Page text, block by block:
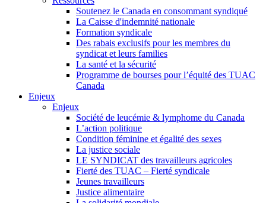
Soutenez le Canada en consommant syndiqué
La Caisse d'indemnité nationale
Formation syndicale
Des rabais exclusifs pour les membres du
syndicat et leurs families
La santé et la sécurité
Programme de bourses pour l’équité des TUAC
Canada
Enjeux
Enjeux
Société de leucémie & lymphome du Canada
L’action politique
Condition féminine et égalité des sexes
La justice sociale
LE SYNDICAT des travailleurs agricoles
Fierté des TUAC – Fierté syndicale
Jeunes travailleurs
Justice alimentaire